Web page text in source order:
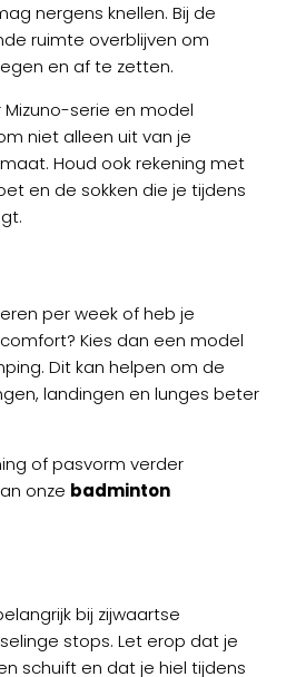
nergens knellen. Bij de
ruimte overblijven om
en af te zetten.
serie en model
niet alleen uit van je
Houd ook rekening met
en de sokken die je tijdens
per week of heb je
Kies dan een model
Dit kan helpen om de
landingen en lunges beter
of pasvorm verder
onze badminton
bij zijwaartse
stops. Let erop dat je
schuift en dat je hiel tijdens